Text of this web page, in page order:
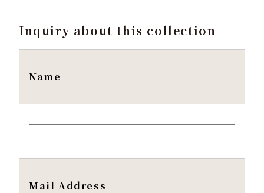
Inquiry about this collection
Name
Mail Address